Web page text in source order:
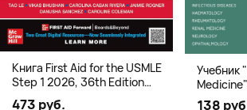
Книга First Aid for the USMLE
Step 1 2026, 36th Edition
(Мягкий переплет,
473 руб.
Учебник
Мягкая
138